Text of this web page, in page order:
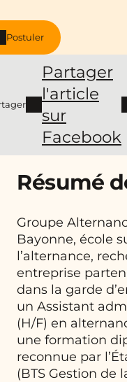
Postuler
Partager
l'article
sur
Facebook
Résumé
Groupe
Bayonne, école
l’alternance,
entreprise
dans la garde
un Assistant
(H/F) en
une formation
reconnue par
(BTS Gestion de